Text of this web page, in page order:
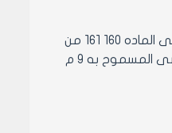
مادة1- تعديل الفقره الاخيره الخاصه بالعقارات الواقعه في مناطق الصناعات فئة ج ذات الانظمه الخاصه والخاضعه على الماده 160 161 من
النظام العمراني النافذ من الجدول رقم 2 الوارد في قرار مجلس المدينه رقم 70 عام 2004 وذلك بتعديل الارتفاع الاقصى المسموح به 9 م